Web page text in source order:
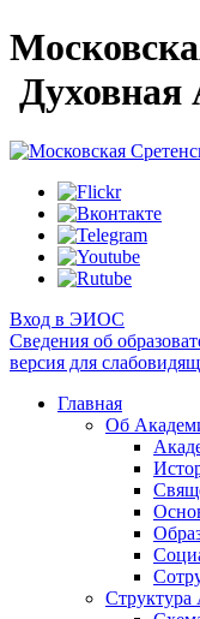
Духовная
Вход в ЭИОС
Сведения об
версия для
Главная
Об
Структура